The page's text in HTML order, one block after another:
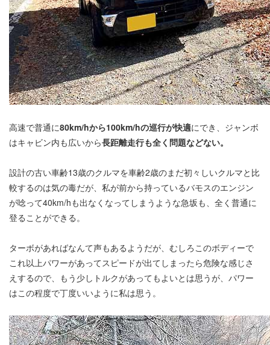
高速で普通に80km/hから100km/hの巡行が快適にでき、ジャンボ
はキャビン内も広いから長距離走行も全く問題などない。
設計の古い車齢13歳のクルマを車齢2歳のまだ初々しいクルマと比
較するのは気の毒だが、私が前から持っているバモスのエンジン
が唸って40km/hも出なくなってしまうような急坂も、全く普通に
登ることができる。
ターボがあればなんて声もあるようだが、むしろこのボディーで
これ以上パワーがあってスピードが出てしまったら危険な感じさ
えするので、もう少しトルクがあってもよいとは思うが、パワー
はこの程度で丁度いいように私は思う。